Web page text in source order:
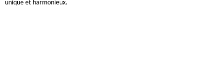
unique et harmonieux.